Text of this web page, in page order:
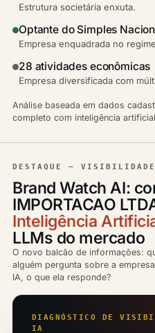
Estrutura societária enxuta.
Optante do Simples
Empresa enquadrada no
28 atividades econômicas
Empresa diversificada com
Análise baseada em dados
completo com inteligência
DESTAQUE —
Brand Watch AI:
IMPORTACAO
Inteligência
LLMs do mercado
O novo balcão de informações:
alguém pergunta sobre a
IA, o que ela responde?
DIAGNÓSTICO DE
IA